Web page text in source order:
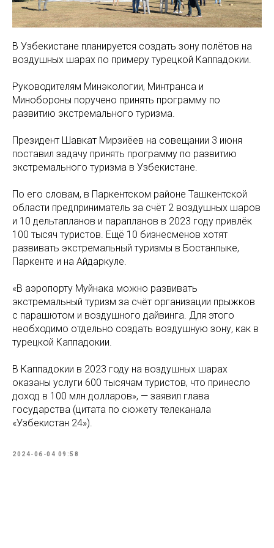
В Узбекистане планируется создать зону полётов на
воздушных шарах по примеру турецкой Каппадокии.
Руководителям Минэкологии, Минтранса и
Минобороны поручено принять программу по
развитию экстремального туризма.
Президент Шавкат Мирзиёев на совещании 3 июня
поставил задачу принять программу по развитию
экстремального туризма в Узбекистане.
По его словам, в Паркентском районе Ташкентской
области предприниматель за счёт 2 воздушных шаров
и 10 дельтапланов и парапланов в 2023 году привлёк
100 тысяч туристов. Ещё 10 бизнесменов хотят
развивать экстремальный туризмы в Бостанлыке,
Паркенте и на Айдаркуле. ⠀
«В аэропорту Муйнака можно развивать
экстремальный туризм за счёт организации прыжков
с парашютом и воздушного дайвинга. Для этого
необходимо отдельно создать воздушную зону, как в
турецкой Каппадокии.
В Каппадокии в 2023 году на воздушных шарах
оказаны услуги 600 тысячам туристов, что принесло
доход в 100 млн долларов», — заявил глава
государства (цитата по сюжету телеканала
«Узбекистан 24»).
2024-06-04 09:58